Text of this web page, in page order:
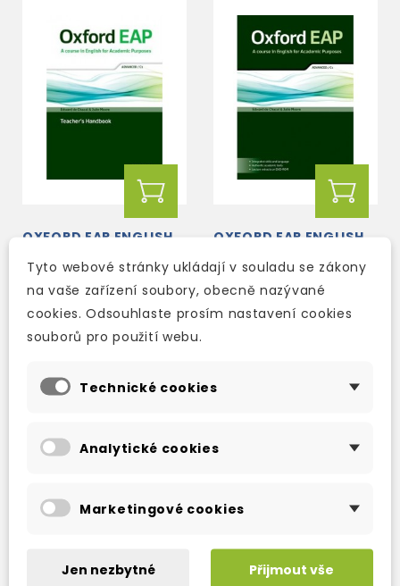
OXFORD EAP ENGLISH
PURPOSES C1
ADVANCED TEACHER'S
HANDBOOK + DVD-
ROM
2-3 týdny
1 317 Kč -15%
OXFORD EAP ENGLISH
PURPOSES C1
ADVANCED STUDENT'S
BOOK + DVD-ROM
2-3 týdny
Tyto webové stránky ukládají v souladu se zákony
na vaše zařízení soubory, obecně nazývané
cookies. Odsouhlaste prosím nastavení cookies
souborů pro použití webu.
Technické cookies
Analytické cookies
Marketingové cookies
Jen nezbytné Přijmout vše